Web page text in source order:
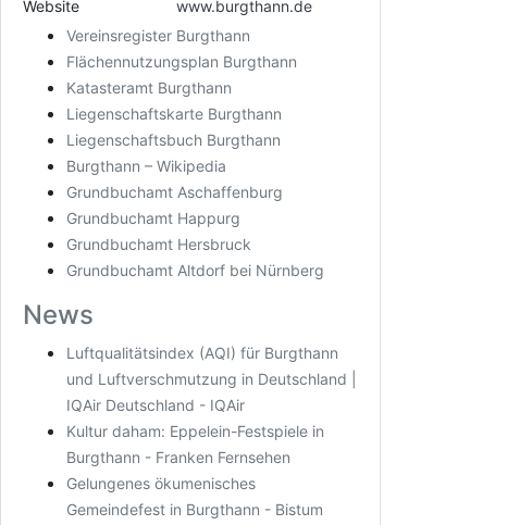
Website
www.burgthann.de
Vereinsregister Burgthann
Flächennutzungsplan Burgthann
Katasteramt Burgthann
Liegenschaftskarte Burgthann
Liegenschaftsbuch Burgthann
Burgthann – Wikipedia
Grundbuchamt Aschaffenburg
Grundbuchamt Happurg
Grundbuchamt Hersbruck
Grundbuchamt Altdorf bei Nürnberg
News
Luftqualitätsindex (AQI) für Burgthann
und Luftverschmutzung in Deutschland |
IQAir Deutschland - IQAir
Kultur daham: Eppelein-Festspiele in
Burgthann - Franken Fernsehen
Gelungenes ökumenisches
Gemeindefest in Burgthann - Bistum